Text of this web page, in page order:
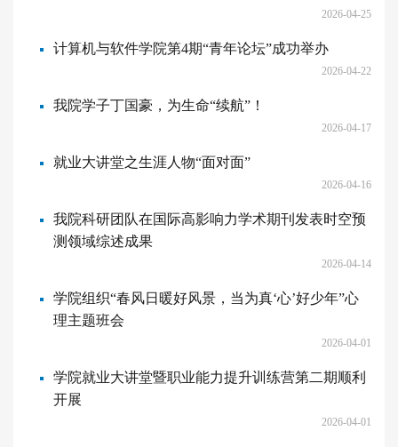
2026-04-25
计算机与软件学院第4期“青年论坛”成功举办
2026-04-22
我院学子丁国豪，为生命“续航”！
2026-04-17
就业大讲堂之生涯人物“面对面”
2026-04-16
我院科研团队在国际高影响力学术期刊发表时空预
测领域综述成果
2026-04-14
学院组织“春风日暖好风景，当为真‘心’好少年”心
理主题班会
2026-04-01
学院就业大讲堂暨职业能力提升训练营第二期顺利
开展
2026-04-01